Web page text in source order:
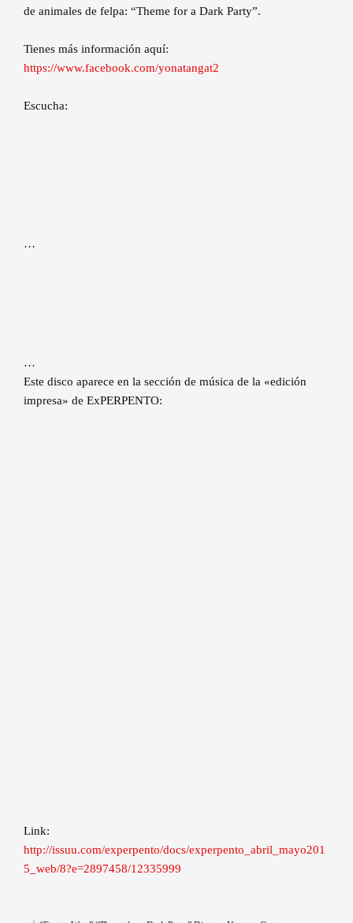
de animales de felpa: “Theme for a Dark Party”.
Tienes más información aquí:
https://www.facebook.com/yonatangat2
Escucha:
…
…
Este disco aparece en la sección de música de la «edición
impresa» de ExPERPENTO:
Link:
http://issuu.com/experpento/docs/experpento_abril_mayo201
5_web/8?e=2897458/12335999